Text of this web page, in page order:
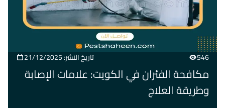
546 تاريخ النشر: 21/12/2025
مكافحة الفئران في الكويت: علامات الإصابة
وطريقة العلاج